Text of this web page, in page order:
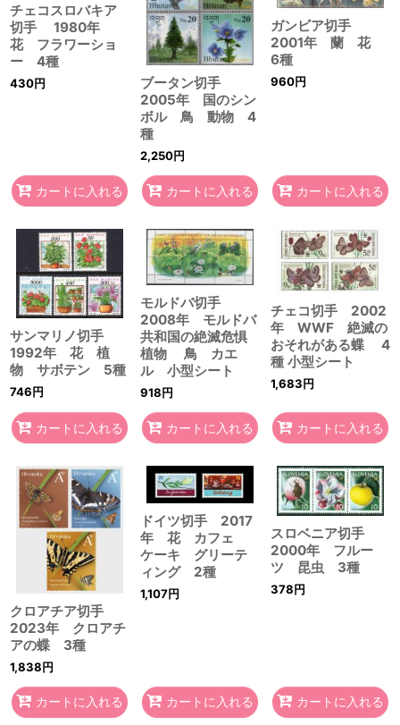
チェコスロバキア
切手 1980年
花 フラワーショ
ー 4種
430円
カートに入れる
ブータン切手
2005年 国のシン
ボル 鳥 動物 4
種
2,250円
カートに入れる
ガンビア切手
2001年 蘭 花
6種
960円
カートに入れる
サンマリノ切手
1992年 花 植
物 サボテン 5種
746円
カートに入れる
モルドバ切手
2008年 モルドバ
共和国の絶滅危惧
植物 鳥 カエ
ル 小型シート
918円
カートに入れる
チェコ切手 2002
年 WWF 絶滅の
おそれがある蝶 4
種 小型シート
1,683円
カートに入れる
クロアチア切手
2023年 クロアチ
アの蝶 3種
1,838円
カートに入れる
ドイツ切手 2017
年 花 カフェ
ケーキ グリーテ
ィング 2種
1,107円
カートに入れる
スロベニア切手
2000年 フルー
ツ 昆虫 3種
378円
カートに入れる